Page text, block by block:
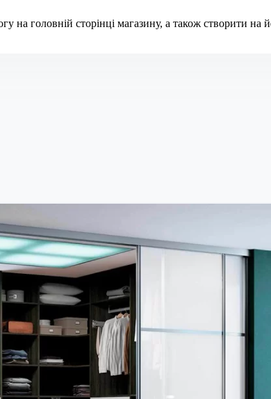
на головній сторінці магазину, а також створити